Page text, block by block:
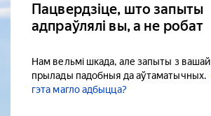
Пацвердзіце, што запыты
адпраўлялі вы, а не робат
Нам вельмі шкада, але запыты з вашай
прылады падобныя да аўтаматычных.
гэта магло адбыцца?